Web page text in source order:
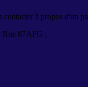
à propos d'un
Rue 87AFG ;